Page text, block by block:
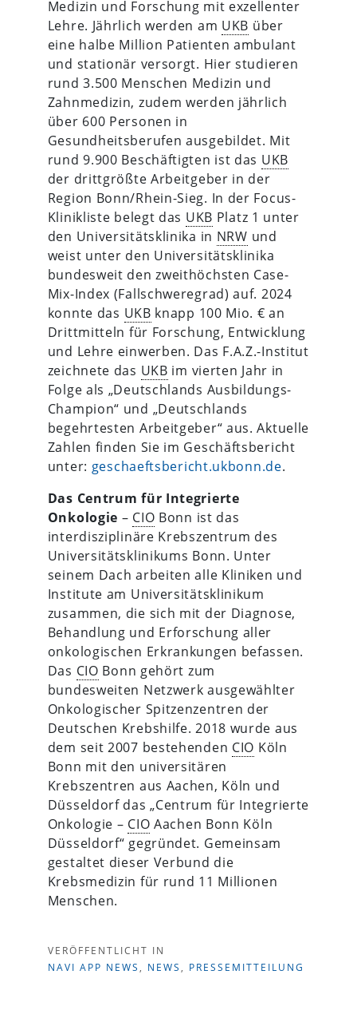
Medizin und Forschung mit exzellenter
Lehre. Jährlich werden am UKB über
eine halbe Million Patienten ambulant
und stationär versorgt. Hier studieren
rund 3.500 Menschen Medizin und
Zahnmedizin, zudem werden jährlich
über 600 Personen in
Gesundheitsberufen ausgebildet. Mit
rund 9.900 Beschäftigten ist das UKB
der drittgrößte Arbeitgeber in der
Region Bonn/Rhein-Sieg. In der Focus-
Klinikliste belegt das UKB Platz 1 unter
den Universitätsklinika in NRW und
weist unter den Universitätsklinika
bundesweit den zweithöchsten Case-
Mix-Index (Fallschweregrad) auf. 2024
konnte das UKB knapp 100 Mio. € an
Drittmitteln für Forschung, Entwicklung
und Lehre einwerben. Das F.A.Z.-Institut
zeichnete das UKB im vierten Jahr in
Folge als „Deutschlands Ausbildungs-
Champion“ und „Deutschlands
begehrtesten Arbeitgeber“ aus. Aktuelle
Zahlen finden Sie im Geschäftsbericht
unter: geschaeftsbericht.ukbonn.de.
Das Centrum für Integrierte
Onkologie – CIO Bonn ist das
interdisziplinäre Krebszentrum des
Universitätsklinikums Bonn. Unter
seinem Dach arbeiten alle Kliniken und
Institute am Universitätsklinikum
zusammen, die sich mit der Diagnose,
Behandlung und Erforschung aller
onkologischen Erkrankungen befassen.
Das CIO Bonn gehört zum
bundesweiten Netzwerk ausgewählter
Onkologischer Spitzenzentren der
Deutschen Krebshilfe. 2018 wurde aus
dem seit 2007 bestehenden CIO Köln
Bonn mit den universitären
Krebszentren aus Aachen, Köln und
Düsseldorf das „Centrum für Integrierte
Onkologie – CIO Aachen Bonn Köln
Düsseldorf“ gegründet. Gemeinsam
gestaltet dieser Verbund die
Krebsmedizin für rund 11 Millionen
Menschen.
VERÖFFENTLICHT IN
NAVI APP NEWS , NEWS , PRESSEMITTEILUNG